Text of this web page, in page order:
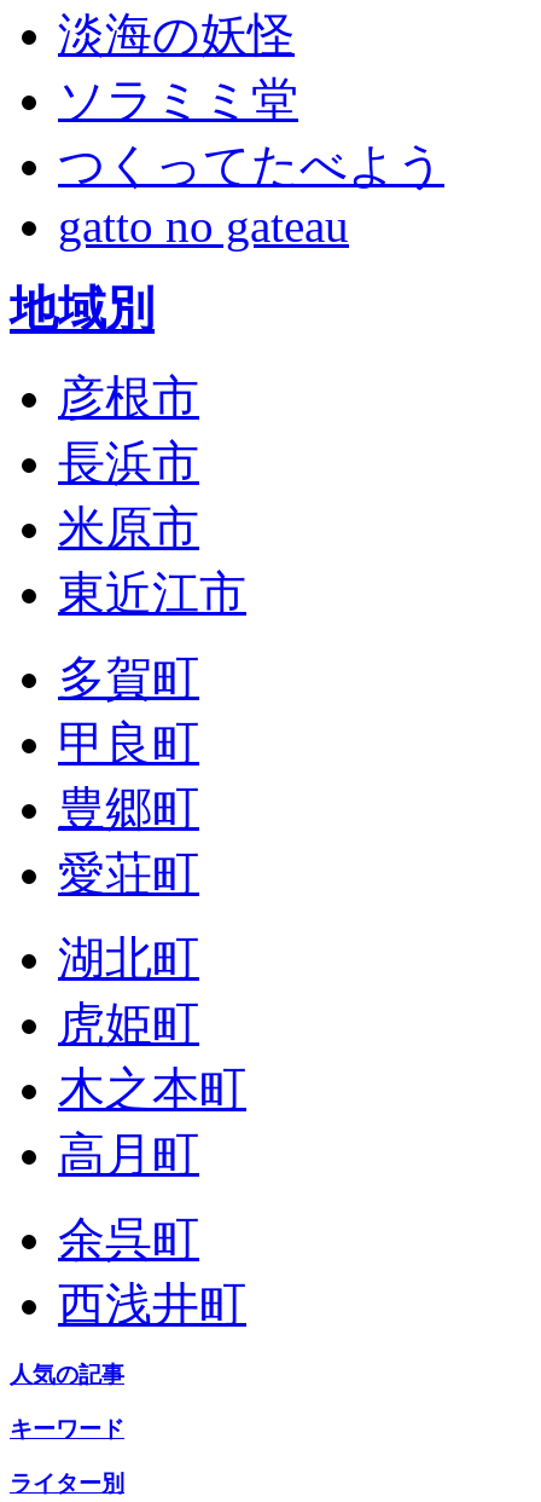
淡海の妖怪
ソラミミ堂
つくってたべよう
gatto no gateau
地域別
彦根市
長浜市
米原市
東近江市
多賀町
甲良町
豊郷町
愛荘町
湖北町
虎姫町
木之本町
高月町
余呉町
西浅井町
人気の記事
キーワード
ライター別